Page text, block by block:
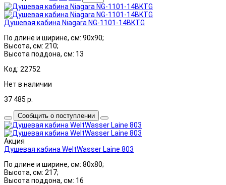
Душевая кабина Niagara NG-1101-14BKTG
По длине и ширине, см: 90x90;
Высота, см: 210;
Высота поддона, см: 13
Код: 22752
Нет в наличии
37 485 р.
Сообщить о поступлении
Акция
Душевая кабина WeltWasser Laine 803
По длине и ширине, см: 80x80;
Высота, см: 217;
Высота поддона, см: 16